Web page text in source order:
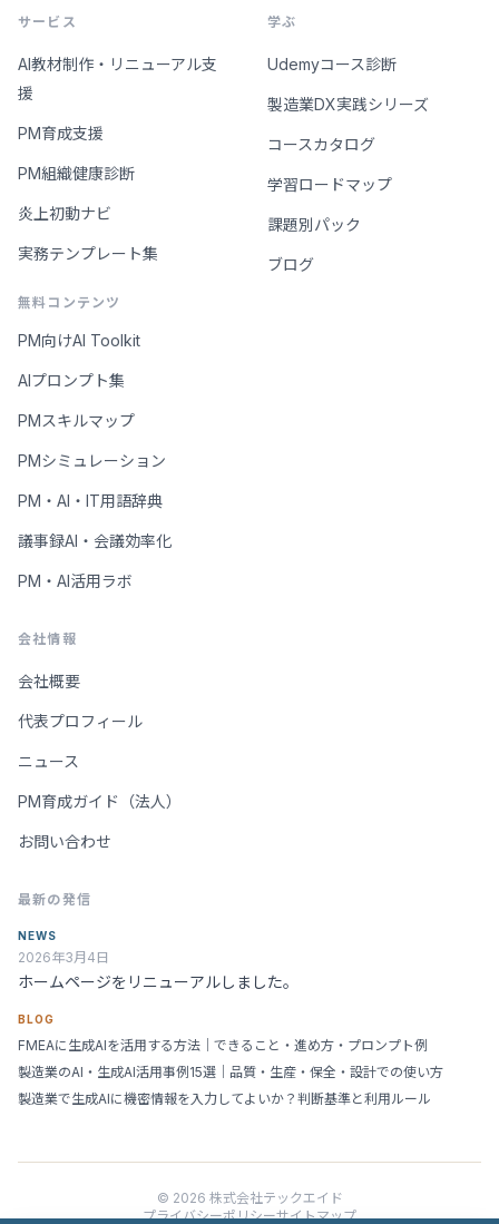
サービス
AI教材制作・リニューアル支
援
PM育成支援
PM組織健康診断
炎上初動ナビ
実務テンプレート集
無料コンテンツ
PM向けAI Toolkit
AIプロンプト集
PMスキルマップ
PMシミュレーション
PM・AI・IT用語辞典
議事録AI・会議効率化
PM・AI活用ラボ
学ぶ
Udemyコース診断
製造業DX実践シリーズ
コースカタログ
学習ロードマップ
課題別パック
ブログ
会社情報
会社概要
代表プロフィール
ニュース
PM育成ガイド（法人）
お問い合わせ
最新の発信
NEWS
2026年3月4日
ホームページをリニューアルしました。
BLOG
FMEAに生成AIを活用する方法｜できること・進め方・プロンプト例
製造業のAI・生成AI活用事例15選｜品質・生産・保全・設計での使い方
製造業で生成AIに機密情報を入力してよいか？判断基準と利用ルール
© 2026 株式会社テックエイド
プライバシーポリシーサイトマップ